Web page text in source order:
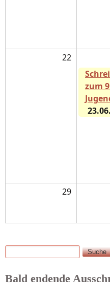
22
zum
29
Suchformular
Suche
Bald endende